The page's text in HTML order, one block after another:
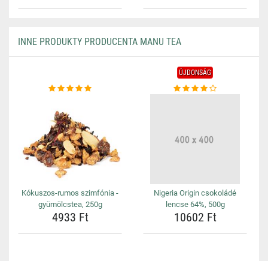
INNE PRODUKTY PRODUCENTA MANU TEA
Kókuszos-rumos szimfónia -
gyümölcstea, 250g
4933 Ft
ÚJDONSÁG
Nigeria Origin csokoládé
lencse 64%, 500g
10602 Ft